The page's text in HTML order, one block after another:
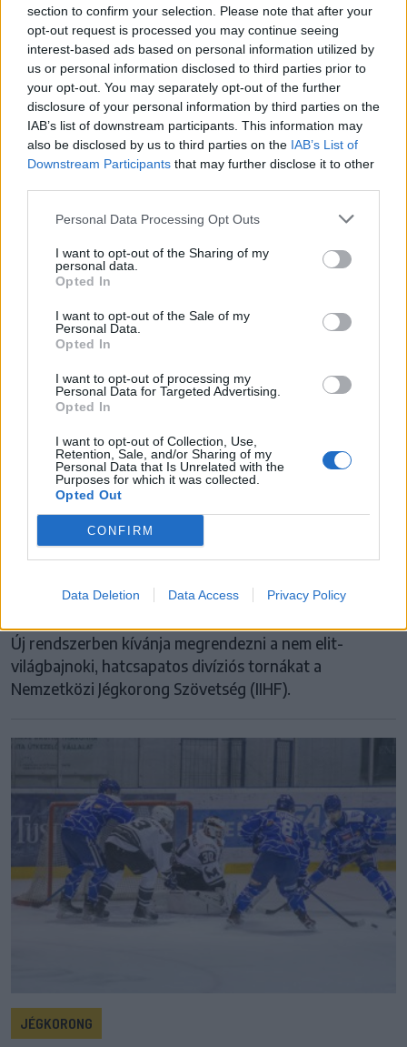
section to confirm your selection. Please note that after your
opt-out request is processed you may continue seeing
interest-based ads based on personal information utilized by
us or personal information disclosed to third parties prior to
your opt-out. You may separately opt-out of the further
disclosure of your personal information by third parties on the
IAB’s list of downstream participants. This information may
also be disclosed by us to third parties on the IAB’s List of
Downstream Participants that may further disclose it to other
Personal Data Processing Opt Outs
I want to opt-out of the Sharing of my
personal data.
Opted In
I want to opt-out of the Sale of my
Personal Data.
Opted In
I want to opt-out of processing my
Personal Data for Targeted Advertising.
Opted In
I want to opt-out of Collection, Use,
Retention, Sale, and/or Sharing of my
Personal Data that Is Unrelated with the
Purposes for which it was collected.
Opted Out
CONFIRM
Data Deletion Data Access Privacy Policy
JÉGKORONG
Fél évszázados hokiemlék: kincset
osztott meg Székedi Ferenc
Közel ötvenéves, Super-8-as felvételt osztott meg
közösségi oldalán Székedi Ferenc. Az 1980-as szófiai
túrán készült képsorok igazi időutazást kínálnak a
csíkszeredai jégkorong aranykorába.
JÉGKORONG
alacsonyabb divízióiban
Új rendszerben kívánja megrendezni a nem elit-
világbajnoki, hatcsapatos divíziós tornákat a
Nemzetközi Jégkorong Szövetség (IIHF).
JÉGKORONG